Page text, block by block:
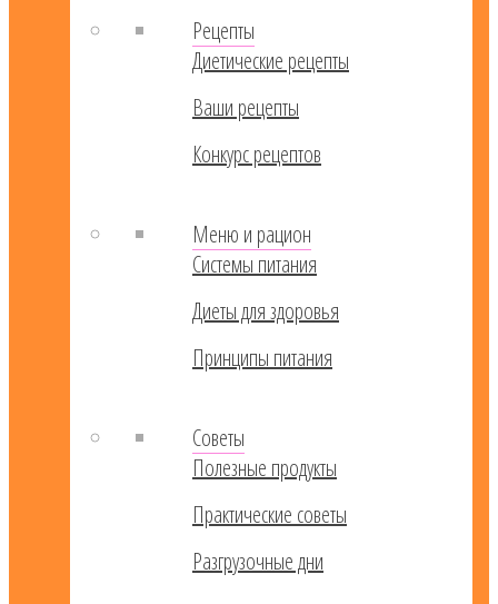
Рецепты
Диетические рецепты
Ваши рецепты
Конкурс рецептов
Меню и рацион
Системы питания
Диеты для здоровья
Принципы питания
Советы
Полезные продукты
Практические советы
Разгрузочные дни